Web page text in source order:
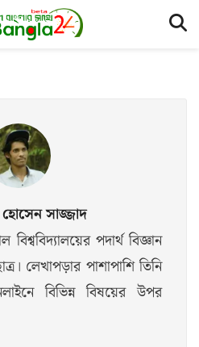
সাজ্জাদ
পদার্থ বিজ্ঞান
লেখাপড়ার পাশাপাশি তিনি
বিভিন্ন বিষয়ের উপর